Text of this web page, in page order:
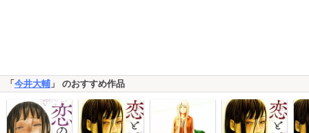
「今井大輔 」 のおすすめ作品